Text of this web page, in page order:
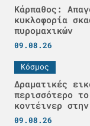
Κάρπαθος:
κυκλοφορία
πυρομαχικών
09.08.26
Κόσμος
Δραματικές
περισσότερο
κοντέινερ
09.08.26